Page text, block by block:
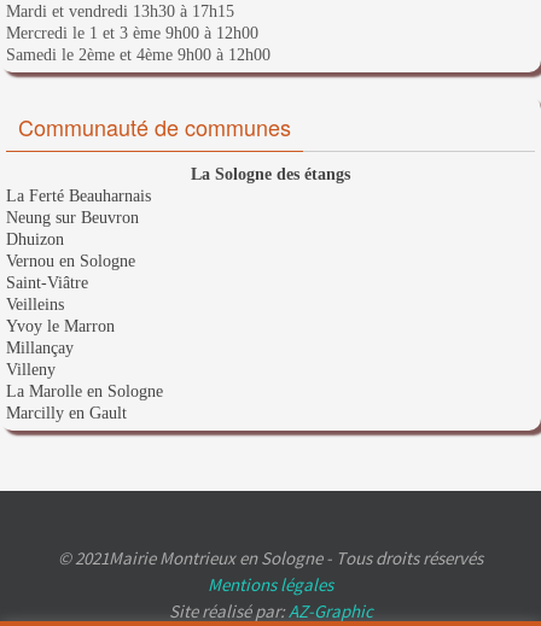
Mardi et vendredi 13h30 à 17h15
Mercredi le 1 et 3 ème 9h00 à 12h00
Samedi le 2ème et 4ème 9h00 à 12h00
Communauté de communes
La Sologne des étangs
La Ferté Beauharnais
Neung sur Beuvron
Dhuizon
Vernou en Sologne
Saint-Viâtre
Veilleins
Yvoy le Marron
Millançay
Villeny
La Marolle en Sologne
Marcilly en Gault
© 2021Mairie Montrieux en Sologne - Tous droits réservés
Mentions légales
Site réalisé par:AZ-Graphic